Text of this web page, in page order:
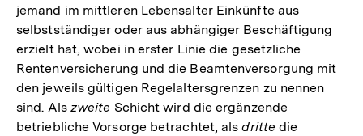
jemand im mittleren Lebensalter Einkünfte aus
selbstständiger oder aus abhängiger Beschäftigung
erzielt hat, wobei in erster Linie die gesetzliche
Rentenversicherung und die Beamtenversorgung mit
den jeweils gültigen Regelaltersgrenzen zu nennen
sind. Als zweite Schicht wird die ergänzende
betriebliche Vorsorge betrachtet, alsdritte die